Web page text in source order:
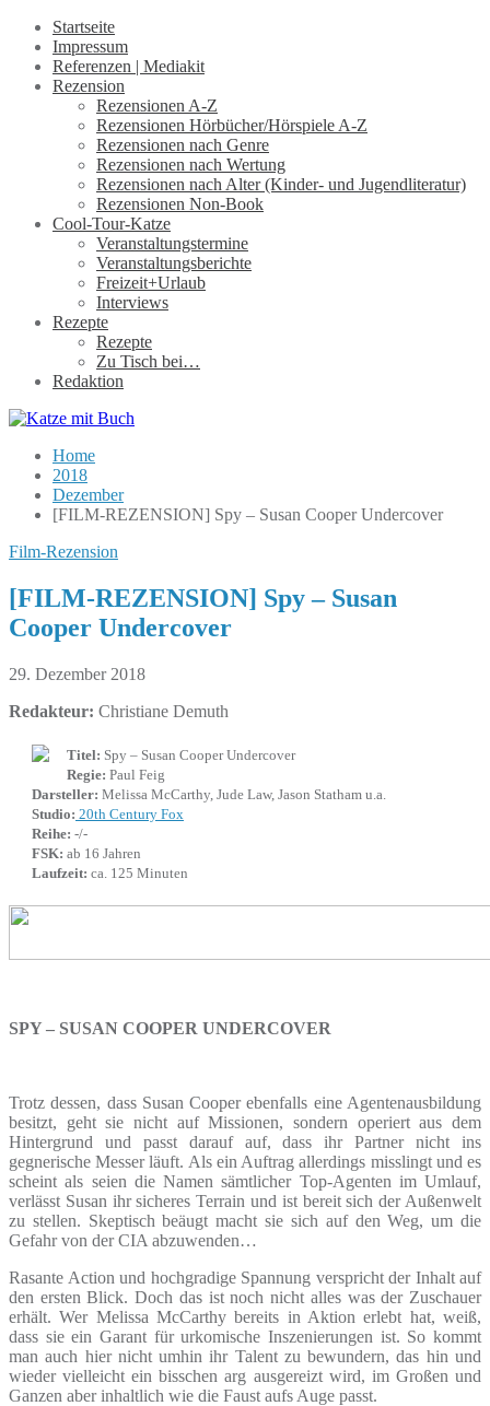
Startseite
Impressum
Referenzen | Mediakit
Rezension
Rezensionen A-Z
Rezensionen Hörbücher/Hörspiele A-Z
Rezensionen nach Genre
Rezensionen nach Wertung
Rezensionen nach Alter (Kinder- und Jugendliteratur)
Rezensionen Non-Book
Cool-Tour-Katze
Veranstaltungstermine
Veranstaltungsberichte
Freizeit+Urlaub
Interviews
Rezepte
Rezepte
Zu Tisch bei…
Redaktion
Home
2018
Dezember
[FILM-REZENSION] Spy – Susan Cooper Undercover
Film-Rezension
[FILM-REZENSION] Spy – Susan
Cooper Undercover
29. Dezember 2018
Redakteur: Christiane Demuth
Titel: Spy – Susan Cooper Undercover
Regie: Paul Feig
Darsteller: Melissa McCarthy, Jude Law, Jason Statham u.a.
Studio: 20th Century Fox
Reihe: -/-
FSK: ab 16 Jahren
Laufzeit: ca. 125 Minuten
SPY – SUSAN COOPER UNDERCOVER
Trotz dessen, dass Susan Cooper ebenfalls eine Agentenausbildung
besitzt, geht sie nicht auf Missionen, sondern operiert aus dem
Hintergrund und passt darauf auf, dass ihr Partner nicht ins
gegnerische Messer läuft. Als ein Auftrag allerdings misslingt und es
scheint als seien die Namen sämtlicher Top-Agenten im Umlauf,
verlässt Susan ihr sicheres Terrain und ist bereit sich der Außenwelt
zu stellen. Skeptisch beäugt macht sie sich auf den Weg, um die
Gefahr von der CIA abzuwenden…
Rasante Action und hochgradige Spannung verspricht der Inhalt auf
den ersten Blick. Doch das ist noch nicht alles was der Zuschauer
erhält. Wer Melissa McCarthy bereits in Aktion erlebt hat, weiß,
dass sie ein Garant für urkomische Inszenierungen ist. So kommt
man auch hier nicht umhin ihr Talent zu bewundern, das hin und
wieder vielleicht ein bisschen arg ausgereizt wird, im Großen und
Ganzen aber inhaltlich wie die Faust aufs Auge passt.